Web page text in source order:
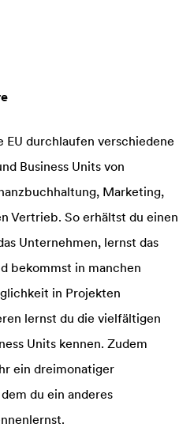
EU durchlaufen verschiedene
Business Units von
Marketing,
Vertrieb. So erhältst du einen
Unternehmen, lernst das
bekommst in manchen
in Projekten
lernst du die vielfältigen
Units kennen. Zudem
ein dreimonatiger
du ein anderes